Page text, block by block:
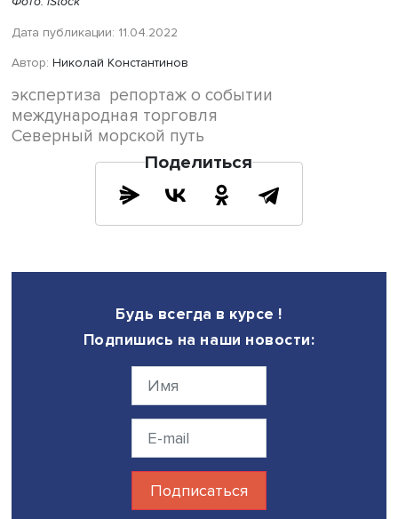
трансграничные контакты в российско-скандинавском
арктическом пограничье в постиндустриальный
рассказал, как развивается Арктический регион. В
примера он взял Костомукша (Карелия), Баренцбург
район Мурманской области). Все эти сообщества
представляют собой индустриальные моногорода с
предприятиями «Северсталь», «Арктикуголь»,
Территории сильно различаются по причине того, что
предприятия, функционирующие в их границах,
разным отраслям промышленности, но общая
жителей арктического приграничья в российско-
В обсуждении также принимала участие стажер-
НИУ ВШЭ Юлия Скрутская.
Фото: iStock
Николай Константинов
репортаж о событии
международная торговля
Северный морской путь